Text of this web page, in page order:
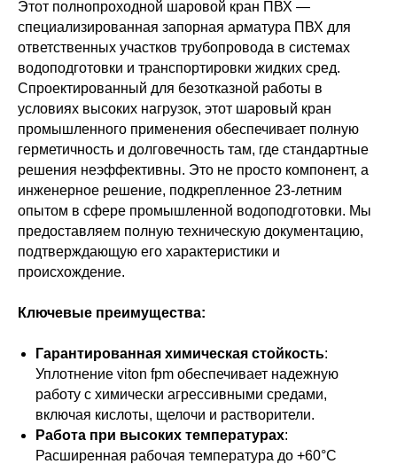
Этот полнопроходной шаровой кран ПВХ —
специализированная запорная арматура ПВХ для
ответственных участков трубопровода в системах
водоподготовки и транспортировки жидких сред.
Спроектированный для безотказной работы в
условиях высоких нагрузок, этот шаровый кран
промышленного применения обеспечивает полную
герметичность и долговечность там, где стандартные
решения неэффективны. Это не просто компонент, а
инженерное решение, подкрепленное 23-летним
опытом в сфере промышленной водоподготовки. Мы
предоставляем полную техническую документацию,
подтверждающую его характеристики и
происхождение.
Ключевые преимущества:
Гарантированная химическая стойкость:
Уплотнение viton fpm обеспечивает надежную
работу с химически агрессивными средами,
включая кислоты, щелочи и растворители.
Работа при высоких температурах:
Расширенная рабочая температура до +60°C